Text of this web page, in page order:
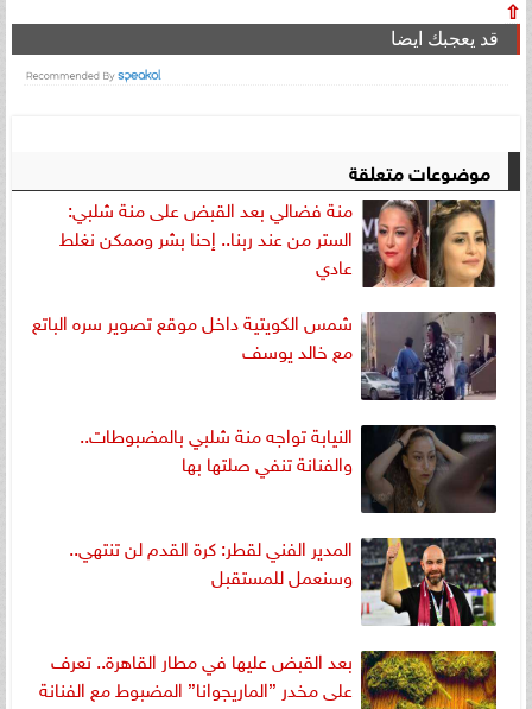
⇧
قد يعجبك ايضا
موضوعات متعلقة
منة فضالي بعد القبض على منة شلبي:
الستر من عند ربنا.. إحنا بشر وممكن نغلط
عادي
شمس الكويتية داخل موقع تصوير سره الباتع
مع خالد يوسف
النيابة تواجه منة شلبي بالمضبوطات..
والفنانة تنفي صلتها بها
المدير الفني لقطر: كرة القدم لن تنتهي..
وسنعمل للمستقبل
بعد القبض عليها في مطار القاهرة.. تعرف
على مخدر ”الماريجوانا” المضبوط مع الفنانة